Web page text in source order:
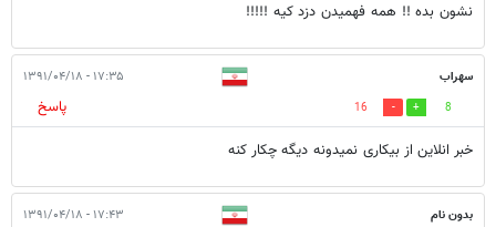
نشون بده !! همه فهمیدن دزد کیه !!!!!
سهراب ۱۷:۳۵ - ۱۳۹۱/۰۴/۱۸
8
16
پاسخ
خبر انلاین از بیکاری نمیدونه دیگه چکار کنه
بدون نام ۱۷:۴۳ - ۱۳۹۱/۰۴/۱۸